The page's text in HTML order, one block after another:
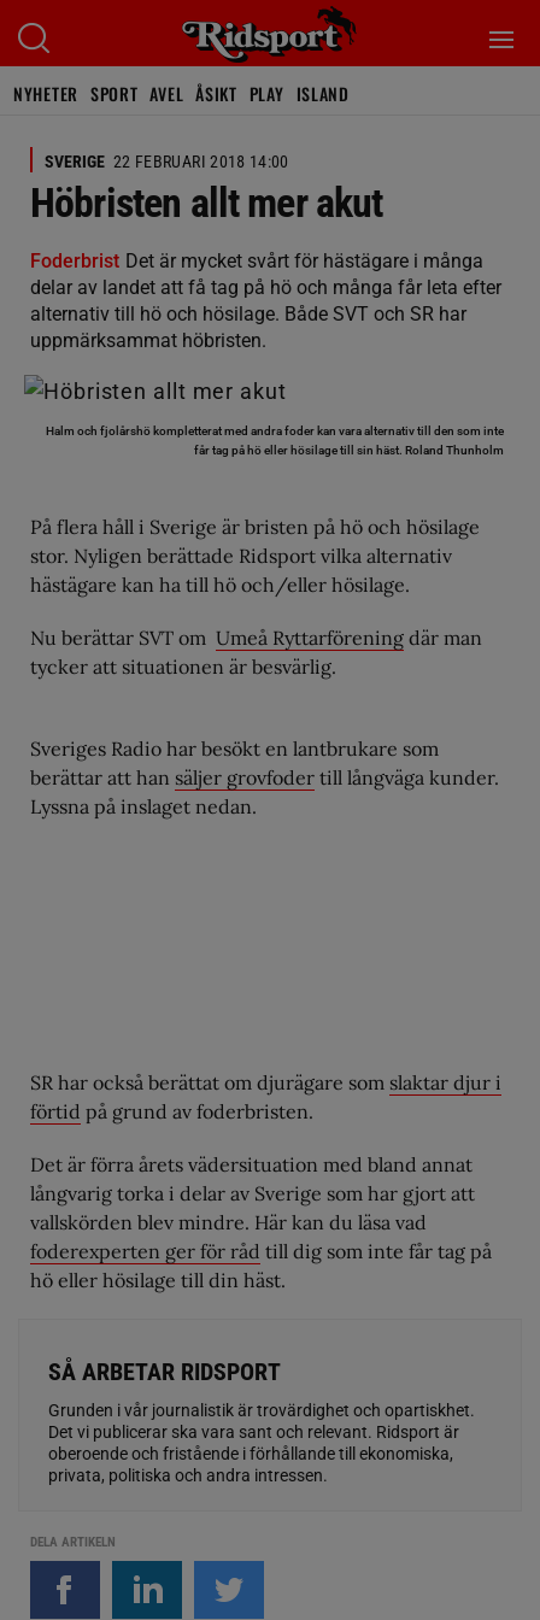
NYHETER SPORT AVEL ÅSIKT PLAY ISLAND
SVERIGE 22 FEBRUARI 2018 14:00
Höbristen allt mer akut
Foderbrist Det är mycket svårt för hästägare i många
delar av landet att få tag på hö och många får leta efter
alternativ till hö och hösilage. Både SVT och SR har
uppmärksammat höbristen.
Halm och fjolårshö kompletterat med andra foder kan vara alternativ till den som inte
får tag på hö eller hösilage till sin häst. Roland Thunholm
På flera håll i Sverige är bristen på hö och hösilage
stor. Nyligen berättade Ridsport vilka alternativ
hästägare kan ha till hö och/eller hösilage.
Nu berättar SVT om Umeå Ryttarförening där man
tycker att situationen är besvärlig.
Sveriges Radio har besökt en lantbrukare som
berättar att han säljer grovfoder till långväga kunder.
Lyssna på inslaget nedan.
SR har också berättat om djurägare som slaktar djur i
förtid på grund av foderbristen.
Det är förra årets vädersituation med bland annat
långvarig torka i delar av Sverige som har gjort att
vallskörden blev mindre. Här kan du läsa vad
foderexperten ger för råd till dig som inte får tag på
hö eller hösilage till din häst.
SÅ ARBETAR RIDSPORT
Grunden i vår journalistik är trovärdighet och opartiskhet.
Det vi publicerar ska vara sant och relevant. Ridsport är
oberoende och fristående i förhållande till ekonomiska,
privata, politiska och andra intressen.
DELA ARTIKELN